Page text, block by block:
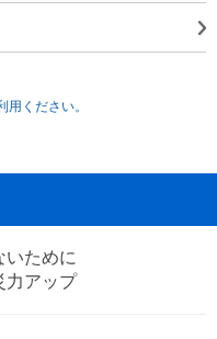
ください。
いために
力アップ